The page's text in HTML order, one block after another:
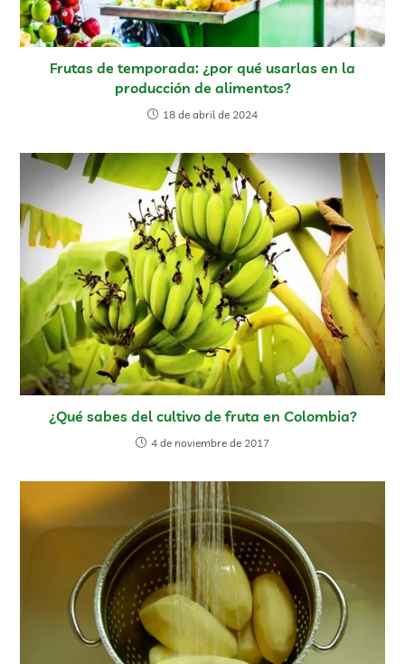
Frutas de temporada: ¿por qué usarlas en la
producción de alimentos?
18 de abril de 2024
¿Qué sabes del cultivo de fruta en Colombia?
4 de noviembre de 2017